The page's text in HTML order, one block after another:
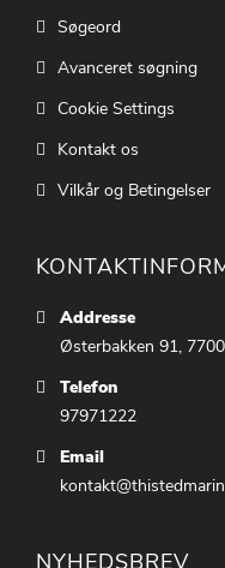
Søgeord
Avanceret søgning
Cookie Settings
Kontakt os
Vilkår og Betingelser
Addresse
Østerbakken 91,
Telefon
97971222
Email